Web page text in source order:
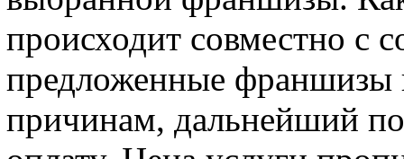
происходит совместно с
предложенные франшизы
причинам, дальнейший